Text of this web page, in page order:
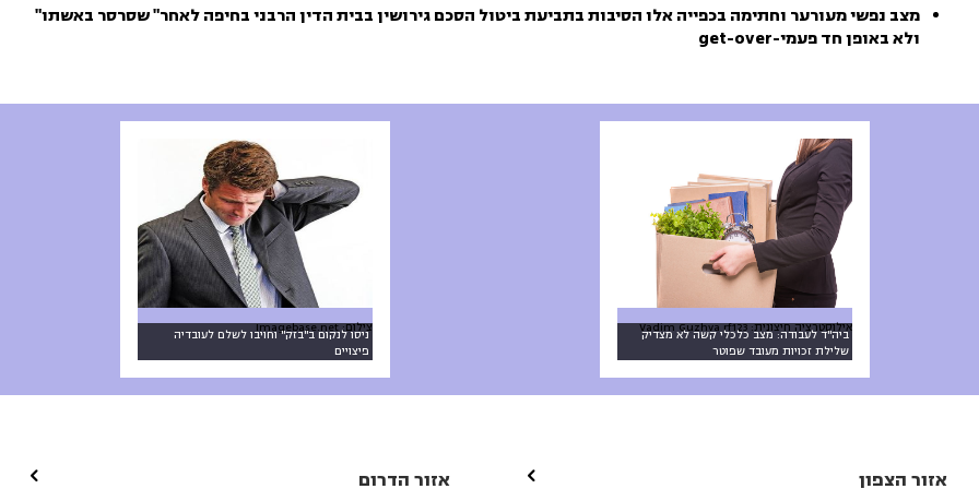
מצב נפשי מעורער וחתימה בכפייה אלו הסיבות בתביעת ביטול הסכם גירושין בבית הדין הרבני בחיפה לאחר" שסרסר באשתו"
ולא באופן חד פעמי-get-over
ביה"ד לעבודה: מצב כלכלי קשה לא מצדיק
שלילת זכויות מעובד שפוטר
אילוסטרציה חיצונית: Vadim Guzhva rf123
ניסו לנקום ב"בזק" וחויבו לשלם לעובדיה
פיצויים
צילום: Imagebase.net
אזור הצפון  אזור הדרום 